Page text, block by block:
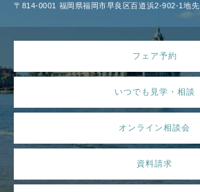
フェア予約
いつでも見学・相談
オンライン相談会
資料請求
〒814-0001 福岡県福岡市早良区百道浜2-902-1地先